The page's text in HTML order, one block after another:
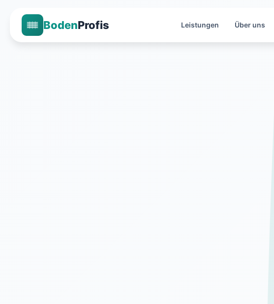
BodenProfis Leistungen Über uns